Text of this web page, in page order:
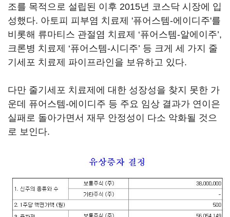
조를 목적으로 설립된 이후 2015년 코스닥 시장에 입
성했다. 아토피 피부염 치료제 '퓨어스템-에이디주'를
비롯해 류마티스 관절염 치료제 ‘퓨어스템-알에이주’,
크론병 치료제 ‘퓨어스템-시디주’ 등 크게 세 가지 줄
기세포 치료제 파이프라인을 보유하고 있다.
다만 줄기세포 치료제에 대한 성장성을 찾지 못한 가
운데 퓨어스템-에이디주 등 주요 임상 결과가 연이은
실패로 돌아가면서 재무 안정성이 다소 악화될 것으
로 보인다.